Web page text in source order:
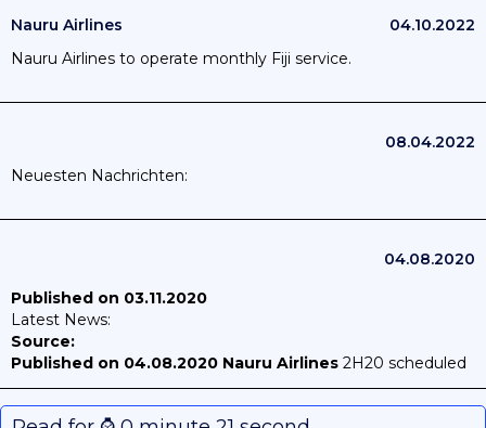
Nauru Airlines
04.10.2022
Nauru Airlines to operate monthly Fiji service.
08.04.2022
Neuesten Nachrichten:
04.08.2020
Published on 03.11.2020
Latest News:
Source:
Published on 04.08.2020 Nauru Airlines 2H20 scheduled
passenger operation as of 29JUL20Published on
01.07.2020 Nauru Airlines3Q20 operations as of 30JUN20